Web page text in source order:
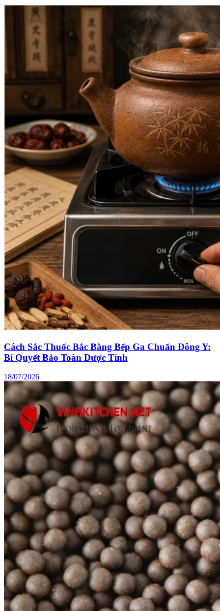
Cách Sắc Thuốc Bắc Bằng Bếp Ga Chuẩn Đông Y:
Bí Quyết Bảo Toàn Dược Tính
18/07/2026